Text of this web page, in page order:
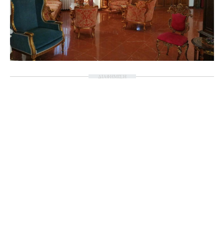
ΔΙΑΦΗΜΙΣΗ